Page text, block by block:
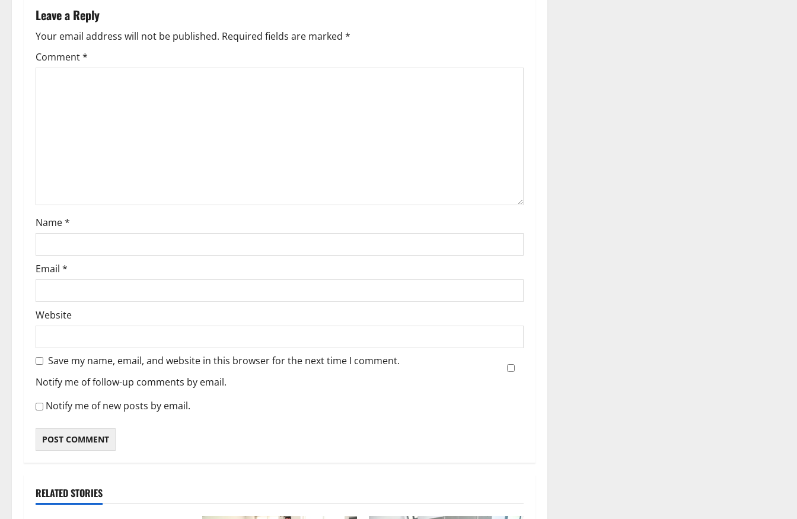
i
o
n
n
a
v
o
n
Leave a Reply
Your email address will not be published. Required fields are marked *
Comment*
Name*
Email *
Website
Save my name, email, and website in this browser for the next time I comment.
Notify me of follow-up comments by email.
Notify me of new posts by email.
RELATED STORIES